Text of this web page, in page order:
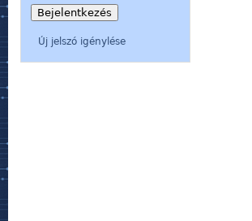
Új jelszó igénylése